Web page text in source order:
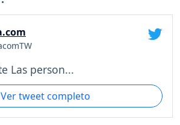
Las person...
Ver tweet completo